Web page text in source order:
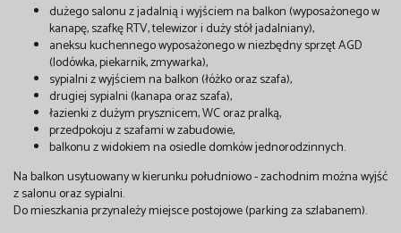
dużego salonu z jadalnią i wyjściem na balkon (wyposażonego w
kanapę, szafkę RTV, telewizor i duży stół jadalniany),
aneksu kuchennego wyposażonego w niezbędny sprzęt AGD
(lodówka, piekarnik, zmywarka),
sypialni z wyjściem na balkon (łóżko oraz szafa),
drugiej sypialni (kanapa oraz szafa),
łazienki z dużym prysznicem, WC oraz pralką,
przedpokoju z szafami w zabudowie,
balkonu z widokiem na osiedle domków jednorodzinnych.
Na balkon usytuowany w kierunku południowo - zachodnim można wyjść
z salonu oraz sypialni.
Do mieszkania przynależy miejsce postojowe (parking za szlabanem).